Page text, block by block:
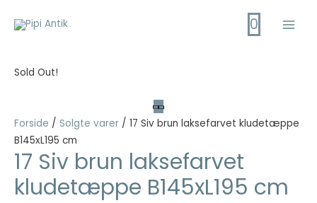
0
Sold Out!
Forside / Solgte varer / 17 Siv brun laksefarvet kludetæppe
B145xL195 cm
17 Siv brun laksefarvet
kludetæppe B145xL195 cm